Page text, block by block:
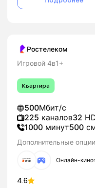
Ростелеком
Игровой 4в1+
Квартира
500Мбит/с
225 каналов32
1000 минут500
Дополнительные опции
Онлайн-
4.6